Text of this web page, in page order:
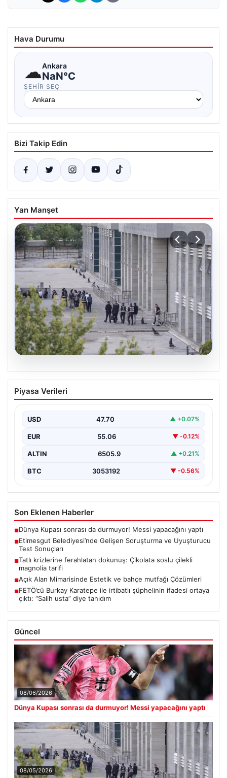
Hava Durumu
☁Ankara
NaN°C
ŞEHIR SEÇ
Bizi Takip Edin
Yan Manşet
Etimesgut Belediyesi’nde Gelişen
Soruşturma ve Uyuşturucu Test
Son günlerde yayılan haberler, Etimesgut
seriyor. Soruşturma kapsamında,…
Piyasa Verileri
USD 47.70 ▲ +0.07%
EUR 55.06 ▼ -0.12%
ALTIN 6505.9 ▲ +0.21%
BTC 3053192 ▼ -0.56%
Son Eklenen Haberler
■Dünya Kupası sonrası da durmuyor! Messi yapacağını yaptı
■Etimesgut Belediyesi’nde Gelişen Soruşturma ve Uyuşturucu
Test Sonuçları
■Tatlı krizlerine ferahlatan dokunuş: Çikolata soslu çilekli
magnolia tarifi
■Açık Alan Mimarisinde Estetik ve bahçe mutfağı Çözümleri
■FETÖ’cü Burkay Karatepe ile irtibatlı şüphelinin ifadesi ortaya
çıktı: “Salih usta” diye tanıdım
Güncel
08/06/2026
Dünya Kupası sonrası da durmuyor! Messi yapacağını yaptı
08/05/2026